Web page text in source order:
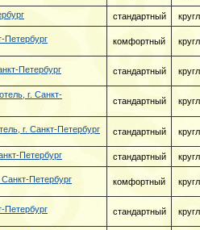
стандартный
Петербург комфортный
Петербург стандартный
г. Санкт-
стандартный
г. Санкт-Петербург стандартный
Петербург стандартный
Санкт-Петербург комфортный
Петербург стандартный